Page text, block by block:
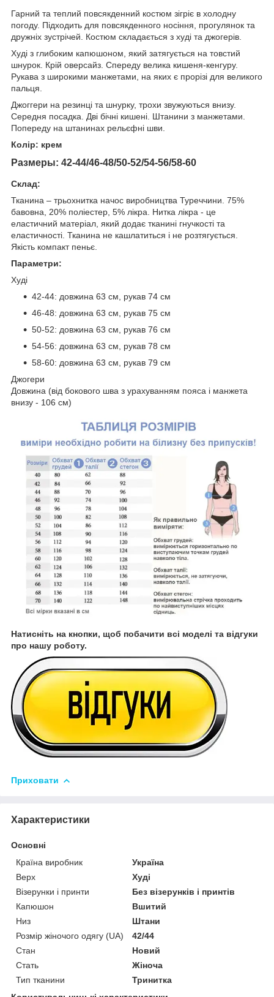
Гарний та теплий повсякденний костюм зігріє в холодну
погоду. Підходить для повсякденного носіння, прогулянок та
дружніх зустрічей. Костюм складається з худі та джогерів.
Худі з глибоким капюшоном, який затягується на товстий
шнурок. Крій оверсайз. Спереду велика кишеня-кенгуру.
Рукава з широкими манжетами, на яких є прорізі для великого
пальця.
Джоггери на резинці та шнурку, трохи звужуються внизу.
Середня посадка. Дві бічні кишені. Штанини з манжетами.
Попереду на штанинах рельєфні шви.
Колір: крем
Размеры: 42-44/46-48/50-52/54-56/58-60
Склад:
Тканина – трьохнитка начос виробництва Туреччини. 75%
бавовна, 20% поліестер, 5% лікра. Нитка лікра - це
еластичний матеріал, який додає тканині гнучкості та
еластичності. Тканина не кашлатиться і не розтягується.
Якість компакт пеньє.
Параметри:
Худі
42-44: довжина 63 см, рукав 74 см
46-48: довжина 63 см, рукав 75 см
50-52: довжина 63 см, рукав 76 см
54-56: довжина 63 см, рукав 78 см
58-60: довжина 63 см, рукав 79 см
Джогери
Довжина (від бокового шва з урахуванням пояса і манжета
внизу - 106 см)
Натисніть на кнопки, щоб побачити всі моделі та відгуки
про нашу роботу.
Приховати
Характеристики
Основні
Країна виробник
Україна
Верх
Худі
Візерунки і принти
Без візерунків і принтів
Капюшон
Вшитий
Низ
Штани
Розмір жіночого одягу (UA)
42/44
Стан
Новий
Стать
Жіноча
Тип тканини
Тринитка